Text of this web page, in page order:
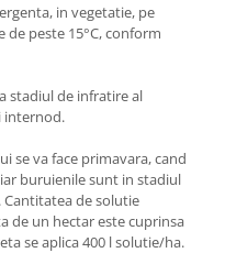
in vegetatie, pe
peste 15°C, conform
stadiul de infratire al
internod.
se va face primavara, cand
buruienile sunt in stadiul
Cantitatea de solutie
de un hectar este cuprinsa
se aplica 400 l solutie/ha.